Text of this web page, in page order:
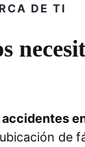
DE TI
de